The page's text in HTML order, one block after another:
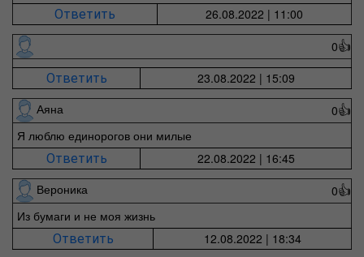
Ответить
26.08.2022 | 11:00
0👍
Ответить
23.08.2022 | 15:09
Аяна
0👍
Я люблю единорогов они милые
Ответить
22.08.2022 | 16:45
Вероника
0👍
Из бумаги и не моя жизнь
Ответить 12.08.2022 | 18:34